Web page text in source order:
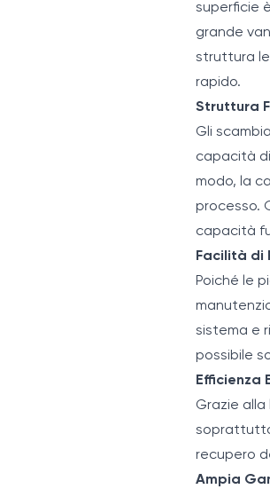
superficie
grande
struttura
rapido.
Struttura
Gli
capacità
modo, la
processo.
capacità
Facilità di
Poiché le
sistema e
possibile
Efficienza
Grazie
recupero
Ampia